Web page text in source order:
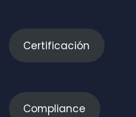
Certificación
Compliance